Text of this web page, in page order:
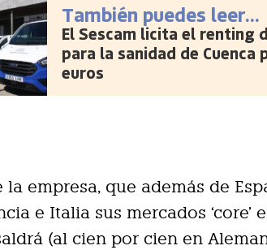
También puedes leer...
El Sescam licita el renting
para la sanidad de Cuenca
euros
la empresa, que además de
e Italia sus mercados ‘core’
(al cien por cien en